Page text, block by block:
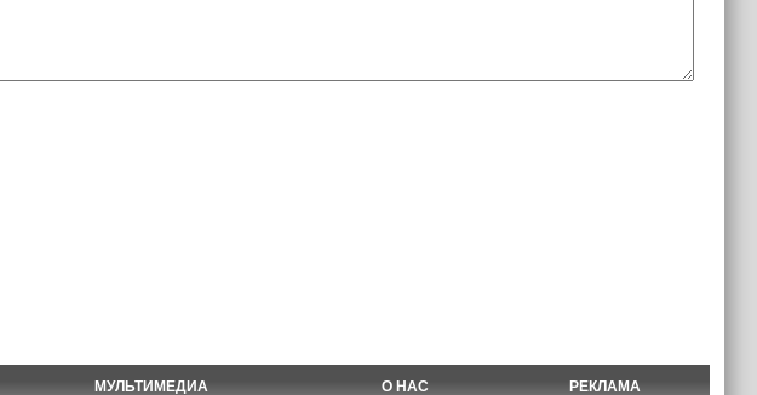
МУЛЬТИМЕДИА О НАС РЕКЛАМА